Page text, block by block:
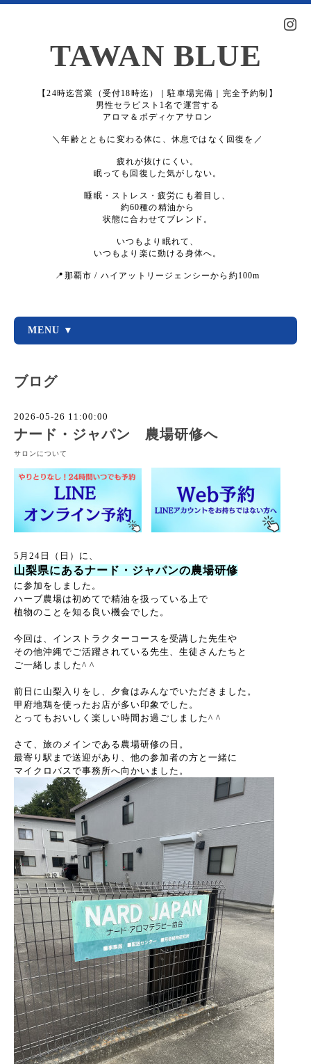
TAWAN BLUE
【24時迄営業（受付18時迄）｜駐車場完備｜完全予約制】
男性セラピスト1名で運営する
アロマ＆ボディケアサロン
＼年齢とともに変わる体に、休息ではなく回復を／
疲れが抜けにくい。
眠っても回復した気がしない。
睡眠・ストレス・疲労にも着目し、
約60種の精油から
状態に合わせてブレンド。
いつもより眠れて、
いつもより楽に動ける身体へ。
📍那覇市 / ハイアットリージェンシーから約100m
MENU ▼
ブログ
2026-05-26 11:00:00
ナード・ジャパン 農場研修へ
サロンについて
5月24日（日）に、
山梨県にあるナード・ジャパンの農場研修
に参加をしました。
ハーブ農場は初めてで精油を扱っている上で
植物のことを知る良い機会でした。
今回は、インストラクターコースを受講した先生や
その他沖縄でご活躍されている先生、生徒さんたちと
ご一緒しました^ ^
前日に山梨入りをし、夕食はみんなでいただきました。
甲府地鶏を使ったお店が多い印象でした。
とってもおいしく楽しい時間お過ごしました^ ^
さて、旅のメインである農場研修の日。
最寄り駅まで送迎があり、他の参加者の方と一緒に
マイクロバスで事務所へ向かいました。